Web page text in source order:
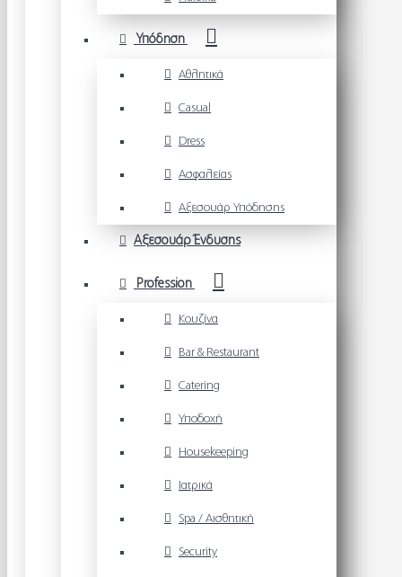
Υπόδηση
Αθλητικά
Casual
Dress
Ασφαλείας
Αξεσουάρ Υπόδησης
Αξεσουάρ Ένδυσης
Profession
Κουζίνα
Bar & Restaurant
Catering
Υποδοχή
Housekeeping
Ιατρικά
Spa / Αισθητική
Security